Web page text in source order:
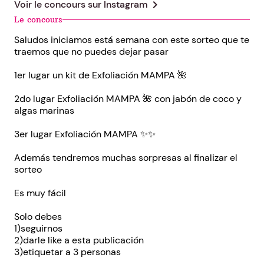
Voir le concours sur Instagram chevron_right
Le concours
Saludos iniciamos está semana con este sorteo que te
traemos que no puedes dejar pasar
1er lugar un kit de Exfoliación MAMPA 🌺
2do lugar Exfoliación MAMPA 🌺 con jabón de coco y
algas marinas
3er lugar Exfoliación MAMPA ✨✨
Además tendremos muchas sorpresas al finalizar el
sorteo
Es muy fácil
Solo debes
1)seguirnos
2)darle like a esta publicación
3)etiquetar a 3 personas